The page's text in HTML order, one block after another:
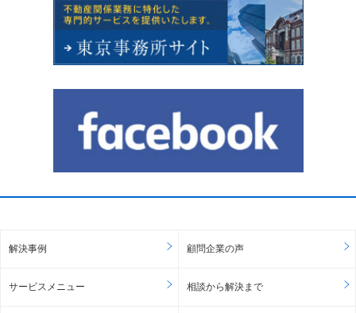
解決事例 顧問企業の声
サービスメニュー 相談から解決まで